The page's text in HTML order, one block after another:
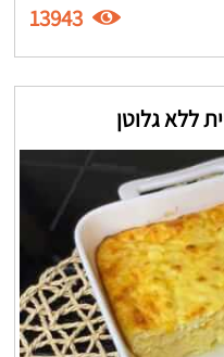
13943
ללא גלוטן